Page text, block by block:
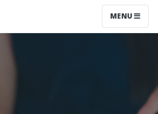
MENU